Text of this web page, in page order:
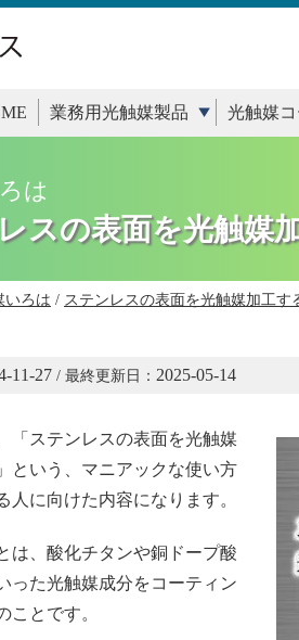
業務用光触媒製品 光触媒
は
スの表面を光触媒
いろは / ステンレスの表面を光触媒加工す
11-27 / 最終更新日： 2025-05-14
「ステンレスの表面を光触媒
という、マニアックな使い方
人に向けた内容になります。
は、酸化チタンや銅ドープ酸
った光触媒成分をコーティン
ことです。